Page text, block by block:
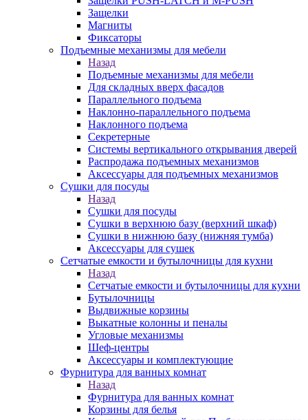
Защелки
Магниты
Фиксаторы
Подъемные механизмы для мебели
Назад
Подъемные механизмы для мебели
Для складных вверх фасадов
Параллельного подъема
Наклонно-параллельного подъема
Наклонного подъема
Секретерные
Системы вертикального открывания дверей
Распродажа подъемных механизмов
Аксессуары для подъемных механизмов
Сушки для посуды
Назад
Сушки для посуды
Сушки в верхнюю базу (верхний шкаф)
Сушки в нижнюю базу (нижняя тумба)
Аксессуары для сушек
Сетчатые емкости и бутылочницы для кухни
Назад
Сетчатые емкости и бутылочницы для кухни
Бутылочницы
Выдвижные корзины
Выкатные колонны и пеналы
Угловые механизмы
Шеф-центры
Аксессуары и комплектующие
Фурнитура для ванных комнат
Назад
Фурнитура для ванных комнат
Корзины для белья